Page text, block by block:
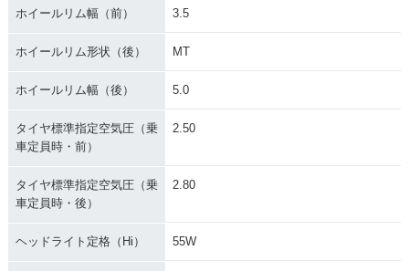
ホイールリム幅（前） 3.5
ホイールリム形状（後） MT
ホイールリム幅（後） 5.0
タイヤ標準指定空気圧（乗
車定員時・前）
2.50
タイヤ標準指定空気圧（乗
車定員時・後）
2.80
ヘッドライト定格（Hi） 55W